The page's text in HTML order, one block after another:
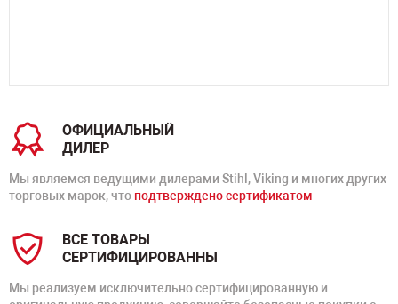
ОФИЦИАЛЬНЫЙ
ДИЛЕР
Мы являемся ведущими дилерами Stihl, Viking и многих других
торговых марок, что подтверждено сертификатом
ВСЕ ТОВАРЫ
СЕРТИФИЦИРОВАННЫ
Мы реализуем исключительно сертифицированную и